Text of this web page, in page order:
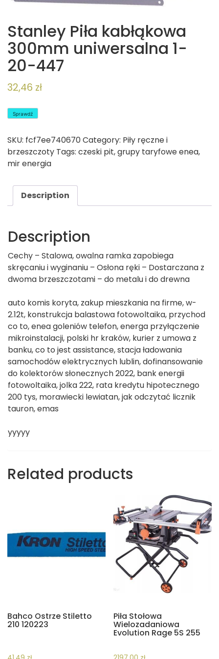
Stanley Piła kabłąkowa
300mm uniwersalna 1-
20-447
32,46 zł
Sprawdź
SKU: fcf7ee740670Category: Piły ręczne i
brzeszczoty Tags: czeski pit,grupy taryfowe enea,
mir energia
Description
Description
Cechy – Stalowa, owalna ramka zapobiega
skręcaniu i wyginaniu – Osłona ręki – Dostarczana z
dwoma brzeszczotami – do metalu i do drewna
auto komis koryta, zakup mieszkania na firme, w-
2.12t, konstrukcja balastowa fotowoltaika, przychod
co to, enea goleniów telefon, energa przyłączenie
mikroinstalacji, polski hr kraków, kurier z umowa z
banku, co to jest assistance, stacja ładowania
samochodów elektrycznych lublin, dofinansowanie
do kolektorów słonecznych 2022, bank energii
fotowoltaika, jolka 222, rata kredytu hipotecznego
200 tys, morawiecki lewiatan, jak odczytać licznik
tauron, emas
yyyyy
Related products
Bahco Ostrze Stiletto
210 120223
Piła Stołowa
Wielozadaniowa
Evolution Rage 5S 255